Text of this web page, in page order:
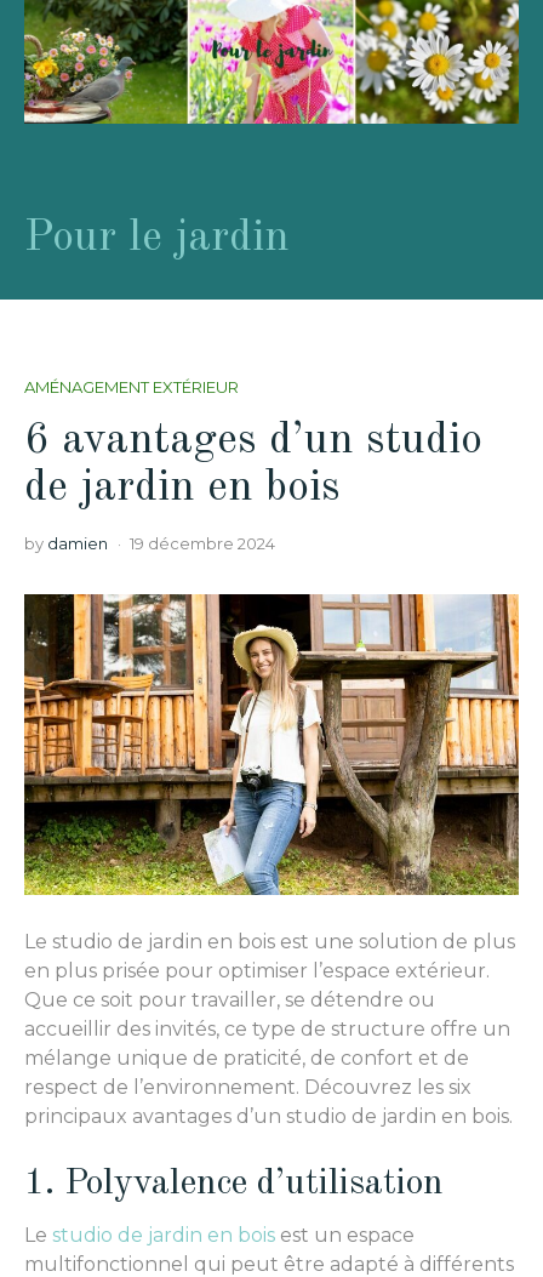
Pour le jardin
AMÉNAGEMENT EXTÉRIEUR
6 avantages d’un studio
de jardin en bois
by damien 19 décembre 2024
Le studio de jardin en bois est une solution de plus
en plus prisée pour optimiser l’espace extérieur.
Que ce soit pour travailler, se détendre ou
accueillir des invités, ce type de structure offre un
mélange unique de praticité, de confort et de
respect de l’environnement. Découvrez les six
principaux avantages d’un studio de jardin en bois.
1. Polyvalence d’utilisation
Le studio de jardin en bois est un espace
multifonctionnel qui peut être adapté à différents